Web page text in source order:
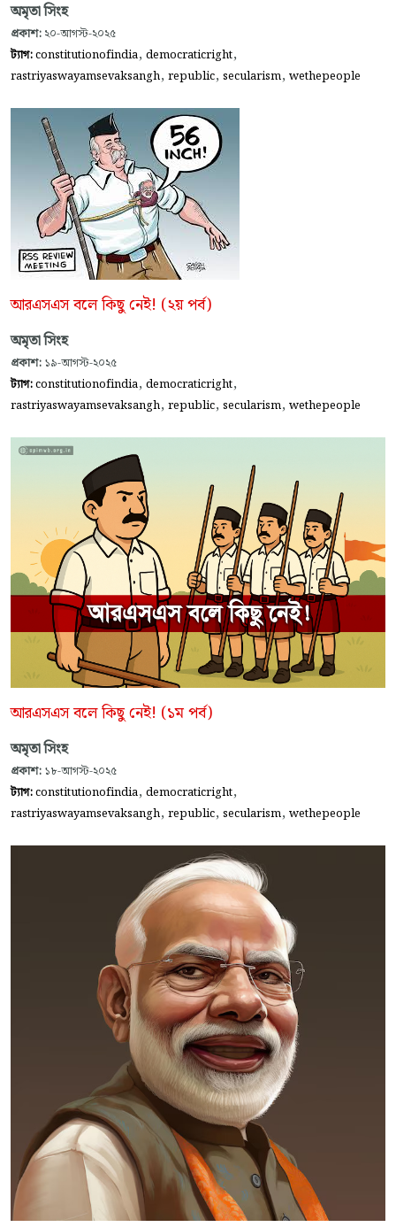
অমৃতা সিংহ
প্রকাশ: ২০-আগস্ট-২০২৫
ট্যাগ:constitutionofindia, democraticright,
rastriyaswayamsevaksangh, republic, secularism, wethepeople
আরএসএস বলে কিছু নেই! (২য় পর্ব)
অমৃতা সিংহ
প্রকাশ: ১৯-আগস্ট-২০২৫
ট্যাগ:constitutionofindia, democraticright,
rastriyaswayamsevaksangh, republic, secularism, wethepeople
আরএসএস বলে কিছু নেই! (১ম পর্ব)
অমৃতা সিংহ
প্রকাশ: ১৮-আগস্ট-২০২৫
ট্যাগ:constitutionofindia, democraticright,
rastriyaswayamsevaksangh, republic, secularism, wethepeople